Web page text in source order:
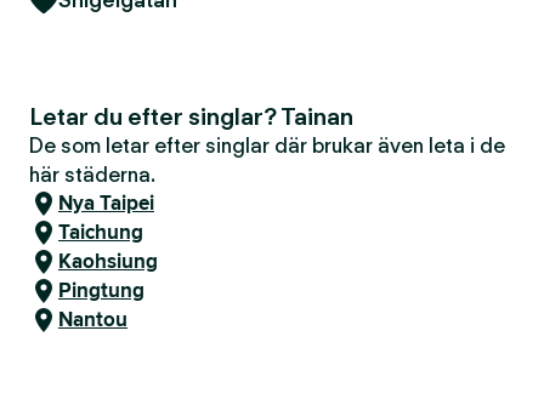
Letar du efter singlar? Tainan
De som letar efter singlar där brukar även leta i de
här städerna.
Nya Taipei
Taichung
Kaohsiung
Pingtung
Nantou